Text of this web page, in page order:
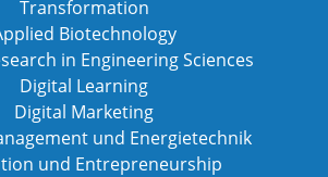
Transformation
Biotechnology
in Engineering Sciences
Digital Learning
Digital Marketing
und Energietechnik
und Entrepreneurship